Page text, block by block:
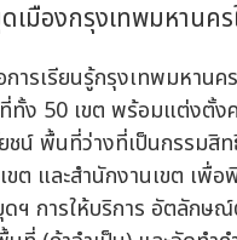
เมืองกรุงเทพมหานค
ารเรียนรู้กรุงเทพมหาน
ทั้ง 50 เขต พร้อมแต่งตั้
ชน์ พื้นที่ว่างที่เป็นกรรมสิ
ต และสำนักงานเขต เพื่
ฯ การให้บริการ อัตลักษ